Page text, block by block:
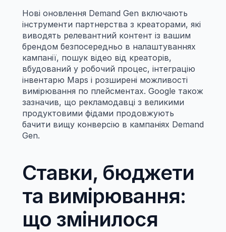
Нові оновлення Demand Gen включають
інструменти партнерства з креаторами, які
виводять релевантний контент із вашим
брендом безпосередньо в налаштуваннях
кампанії, пошук відео від креаторів,
вбудований у робочий процес, інтеграцію
інвентарю Maps і розширені можливості
вимірювання по плейсментах. Google також
зазначив, що рекламодавці з великими
продуктовими фідами продовжують
бачити вищу конверсію в кампаніях Demand
Gen.
Ставки, бюджети
та вимірювання:
що змінилося